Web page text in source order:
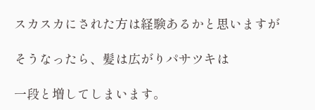
スカスカにされた方は経験あるかと思いますが
そうなったら、髪は広がりパサツキは
一段と増してしまいます。